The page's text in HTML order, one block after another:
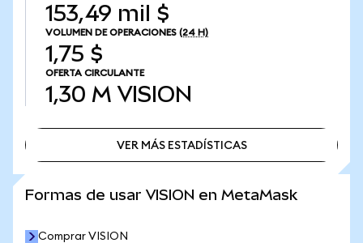
153,49 mil $
VOLUMEN DE OPERACIONES (24 H)
1,75 $
OFERTA CIRCULANTE
1,30 M VISION
VER MÁS ESTADÍSTICAS
Formas de usar VISION en MetaMask
Comprar VISION